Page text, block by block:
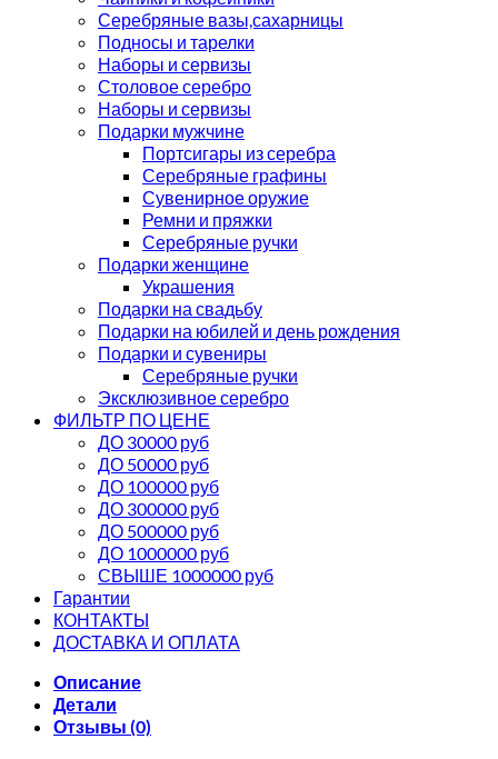
Серебряные вазы,сахарницы
Подносы и тарелки
Наборы и сервизы
Столовое серебро
Наборы и сервизы
Подарки мужчине
Портсигары из серебра
Серебряные графины
Сувенирное оружие
Ремни и пряжки
Серебряные ручки
Подарки женщине
Украшения
Подарки на свадьбу
Подарки на юбилей и день рождения
Подарки и сувениры
Серебряные ручки
Эксклюзивное серебро
ФИЛЬТР ПО ЦЕНЕ
ДО 30000 руб
ДО 50000 руб
ДО 100000 руб
ДО 300000 руб
ДО 500000 руб
ДО 1000000 руб
СВЫШЕ 1000000 руб
Гарантии
КОНТАКТЫ
ДОСТАВКА И ОПЛАТА
Описание
Детали
Отзывы (0)